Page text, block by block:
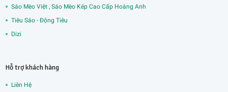
Sáo Mèo Việt , Sáo Mèo Kép Cao Cấp Hoàng Anh
Tiêu Sáo - Động Tiêu
Dizi
Hỗ trợ khách hàng
Liên Hệ